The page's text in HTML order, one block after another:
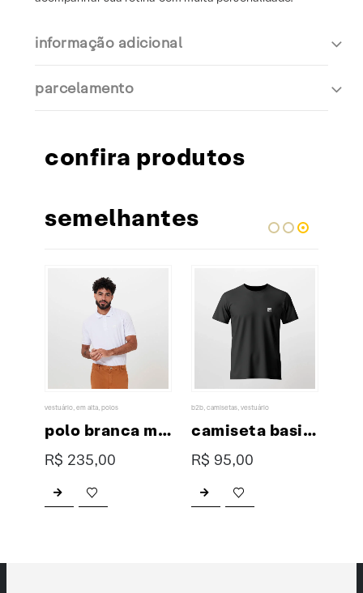
informação adicional
parcelamento
confira produtos
semelhantes
vestuário, em alta, polos
polo branca masculina premium
R$ 235,00
b2b, camisetas, vestuário
camiseta basic XP
R$ 95,00